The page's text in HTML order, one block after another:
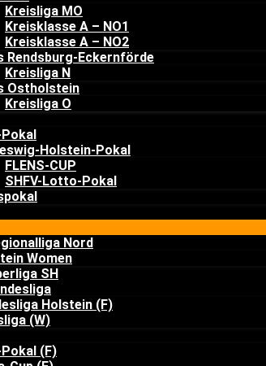
Kreisliga MO
Kreisklasse A – NO1
Kreisklasse A – NO2
Rendsburg-Eckernförde
Kreisliga N
Ostholstein
Kreisliga O
Pokal
Holstein-Pokal
FLENS-CUP
SHFV-Lotto-Pokal
Nord
Women
SH
Holstein (F)
(W)
Pokal (F)